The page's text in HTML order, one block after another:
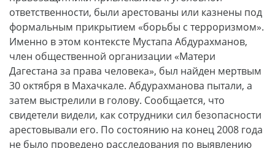
ответственности, были арестованы или казнены под
формальным прикрытием «борьбы с терроризмом».
Именно в этом контексте Мустапа Абдурахманов,
член общественной организации «Матери
Дагестана за права человека», был найден мертвым
30 октября в Махачкале. Абдурахманова пытали, а
затем выстрелили в голову. Сообщается, что
свидетели видели, как сотрудники сил безопасности
арестовывали его. По состоянию на конец 2008 года
не было проведено расследования по выявлению